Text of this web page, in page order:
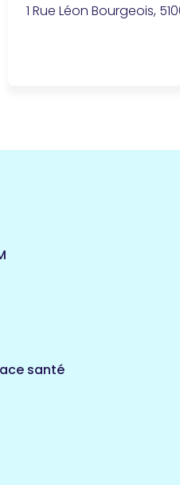
1 Rue Léon Bourgeois,
santé